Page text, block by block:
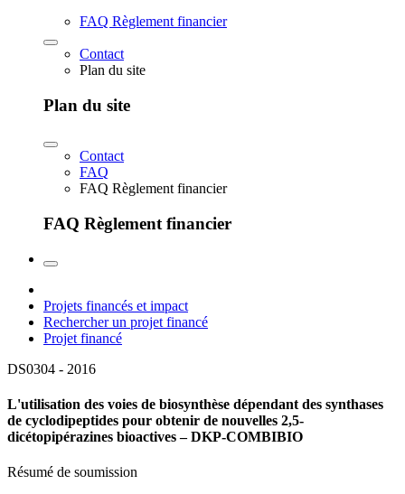
FAQ Règlement financier
Contact
Plan du site
Plan du site
Contact
FAQ
FAQ Règlement financier
FAQ Règlement financier
Projets financés et impact
Rechercher un projet financé
Projet financé
DS0304 - 2016
L'utilisation des voies de biosynthèse dépendant des synthases
de cyclodipeptides pour obtenir de nouvelles 2,5-
dicétopipérazines bioactives – DKP-COMBIBIO
Résumé de soumission